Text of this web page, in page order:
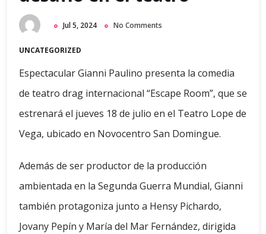
Jul 5, 2024 No Comments
UNCATEGORIZED
Espectacular Gianni Paulino presenta la comedia
de teatro drag internacional “Escape Room”, que se
estrenará el jueves 18 de julio en el Teatro Lope de
Vega, ubicado en Novocentro San Domingue.
Además de ser productor de la producción
ambientada en la Segunda Guerra Mundial, Gianni
también protagoniza junto a Hensy Pichardo,
Jovany Pepín y María del Mar Fernández, dirigida